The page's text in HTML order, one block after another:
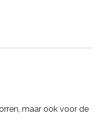
maar ook voor de